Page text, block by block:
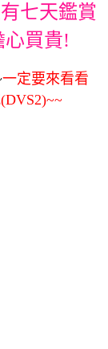
七天鑑賞
心買貴!
一定要來看看